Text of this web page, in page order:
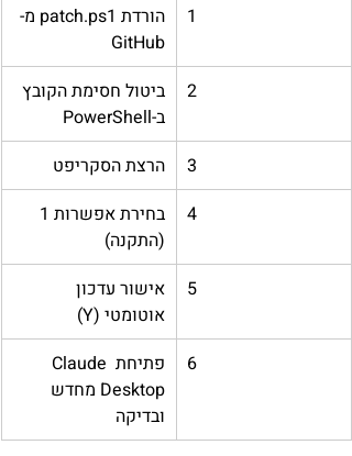
1
הורדת patch.ps1 מ-
GitHub
2
ביטול חסימת הקובץ
ב-PowerShell
3
הרצת הסקריפט
4
(התקנה)
5
אישור עדכון
אוטומטי (Y)
6
פתיחת Claude
Desktop מחדש
ובדיקה